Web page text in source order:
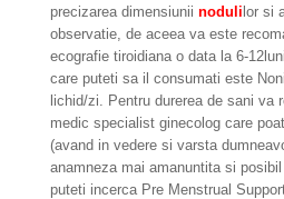
precizarea dimensiunii nodulilor si
observatie, de aceea va este
ecografie tiroidiana o data la 6-
care puteti sa il consumati este
lichid/zi. Pentru durerea de sani va
medic specialist ginecolog care
(avand in vedere si varsta
anamneza mai amanuntita si
puteti incerca Pre Menstrual